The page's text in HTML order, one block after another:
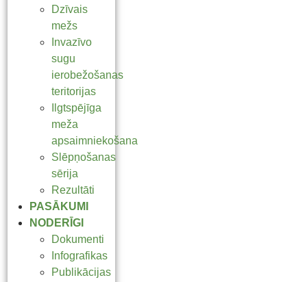
Dzīvais
mežs
Invazīvo
sugu
ierobežošanas
teritorijas
Ilgtspējīga
meža
apsaimniekošana
Slēpņošanas
sērija
Rezultāti
PASĀKUMI
NODERĪGI
Dokumenti
Infografikas
Publikācijas